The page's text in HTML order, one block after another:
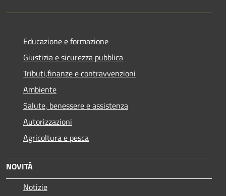
Educazione e formazione
Giustizia e sicurezza pubblica
Tributi,finanze e contravvenzioni
Ambiente
Salute, benessere e assistenza
Autorizzazioni
Agricoltura e pesca
NOVITÀ
Notizie